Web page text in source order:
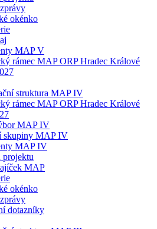
okénko
MAP V
rámec MAP ORP Hradec Králové
struktura MAP IV
rámec MAP ORP Hradec Králové
MAP IV
skupiny MAP IV
MAP IV
projektu
MAP
okénko
dotazníky